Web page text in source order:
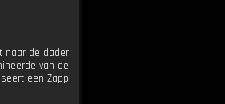
naar de dader
van de
een Zapp